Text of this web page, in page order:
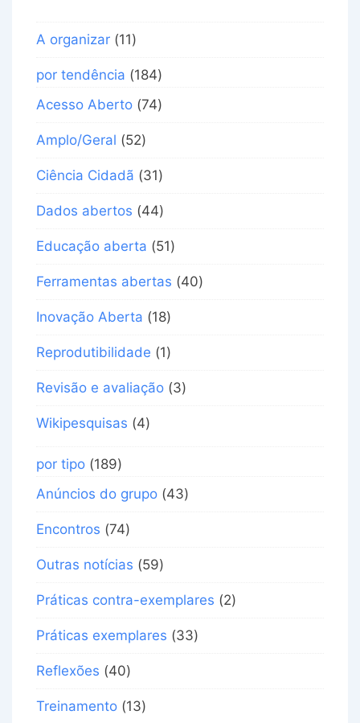
A organizar (11)
por tendência (184)
Acesso Aberto (74)
Amplo/Geral (52)
Ciência Cidadã (31)
Dados abertos (44)
Educação aberta (51)
Ferramentas abertas (40)
Inovação Aberta (18)
Reprodutibilidade (1)
Revisão e avaliação (3)
Wikipesquisas (4)
por tipo (189)
Anúncios do grupo (43)
Encontros (74)
Outras notícias (59)
Práticas contra-exemplares (2)
Práticas exemplares (33)
Reflexões (40)
Treinamento (13)